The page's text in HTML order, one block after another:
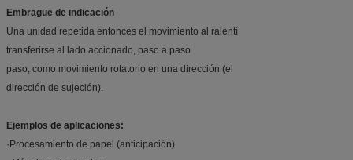
Embrague de indicación
Una unidad repetida entonces el movimiento al ralentí
transferirse al lado accionado, paso a paso
paso, como movimiento rotatorio en una dirección (el
dirección de sujeción).
Ejemplos de aplicaciones:
·Procesamiento de papel (anticipación)